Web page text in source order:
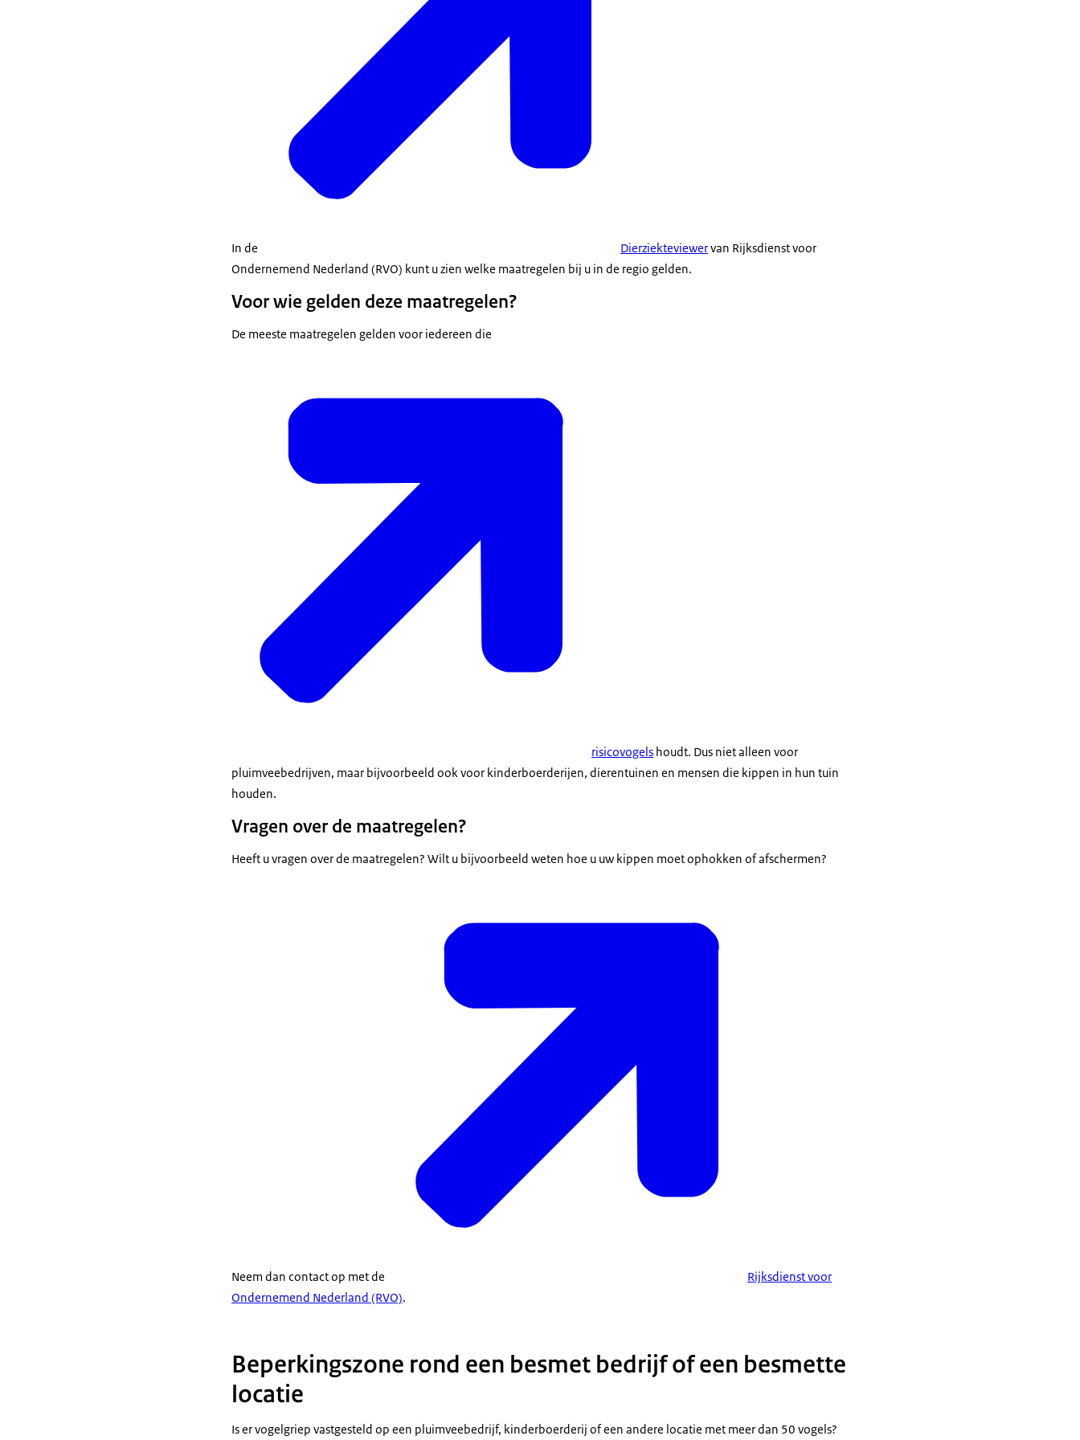
In de Dierziekteviewervan Rijksdienst voor
Ondernemend Nederland (RVO) kunt u zien welke maatregelen bij u in de regio gelden.
Voor wie gelden deze maatregelen?
De meeste maatregelen gelden voor iedereen die
risicovogels houdt. Dus niet alleen voor
pluimveebedrijven, maar bijvoorbeeld ook voor kinderboerderijen, dierentuinen en mensen die kippen in hun tuin
houden.
Vragen over de maatregelen?
Heeft u vragen over de maatregelen? Wilt u bijvoorbeeld weten hoe u uw kippen moet ophokken of afschermen?
Neem dan contact op met de
Rijksdienst voor
Ondernemend Nederland (RVO).
Beperkingszone rond een besmet bedrijf of een besmette
locatie
Is er vogelgriep vastgesteld op een pluimveebedrijf, kinderboerderij of een andere locatie met meer dan 50 vogels?